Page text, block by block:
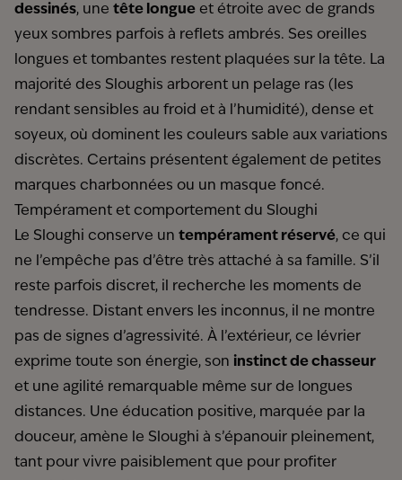
dessinés, une tête longue et étroite avec de grands
yeux sombres parfois à reflets ambrés. Ses oreilles
longues et tombantes restent plaquées sur la tête. La
majorité des Sloughis arborent un pelage ras (les
rendant sensibles au froid et à l’humidité), dense et
soyeux, où dominent les couleurs sable aux variations
discrètes. Certains présentent également de petites
marques charbonnées ou un masque foncé.
Tempérament et comportement du Sloughi
Le Sloughi conserve un tempérament réservé, ce qui
ne l’empêche pas d’être très attaché à sa famille. S’il
reste parfois discret, il recherche les moments de
tendresse. Distant envers les inconnus, il ne montre
pas de signes d’agressivité. À l’extérieur, ce lévrier
exprime toute son énergie, son instinct de chasseur
et une agilité remarquable même sur de longues
distances. Une éducation positive, marquée par la
douceur, amène le Sloughi à s’épanouir pleinement,
tant pour vivre paisiblement que pour profiter